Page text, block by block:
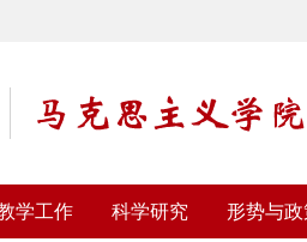
学工作 科学研究 形势与政